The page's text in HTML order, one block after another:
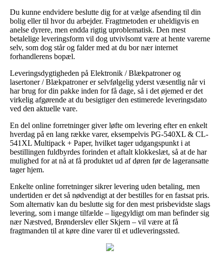
Du kunne endvidere beslutte dig for at vælge afsending til din
bolig eller til hvor du arbejder. Fragtmetoden er uheldigvis en
anelse dyrere, men endda rigtig uproblematisk. Den mest
betalelige leveringsform vil dog utvivlsomt være at hente varerne
selv, som dog står og falder med at du bor nær internet
forhandlerens bopæl.
Leveringsdygtigheden på Elektronik / Blækpatroner og
lasertoner / Blækpatroner er selvfølgelig yderst væsentlig når vi
har brug for din pakke inden for få dage, så i det øjemed er det
virkelig afgørende at du besigtiger den estimerede leveringsdato
ved den aktuelle vare.
En del online forretninger giver løfte om levering efter en enkelt
hverdag på en lang række varer, eksempelvis PG-540XL & CL-
541XL Multipack + Paper, hvilket tager udgangspunkt i at
bestillingen fuldbyrdes forinden et aftalt klokkeslæt, så at de har
mulighed for at nå at få produktet ud af døren før de lageransatte
tager hjem.
Enkelte online forretninger sikrer levering uden betaling, men
undertiden er det så nødvendigt at der bestilles for en fastsat pris.
Som alternativ kan du beslutte sig for den mest prisbevidste slags
levering, som i mange tilfælde – ligegyldigt om man befinder sig
nær Næstved, Brønderslev eller Skjern – vil være at få
fragtmanden til at køre dine varer til et udleveringssted.